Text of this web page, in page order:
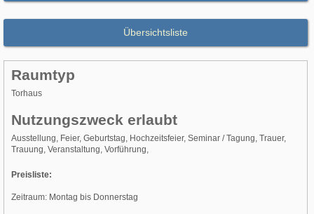
Übersichtsliste
Raumtyp
Torhaus
Nutzungszweck erlaubt
Ausstellung, Feier, Geburtstag, Hochzeitsfeier, Seminar / Tagung, Trauer,
Trauung, Veranstaltung, Vorführung,
Preisliste:
Zeitraum: Montag bis Donnerstag